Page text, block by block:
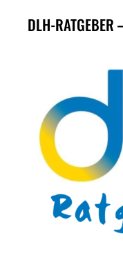
DLH-RATGEBER